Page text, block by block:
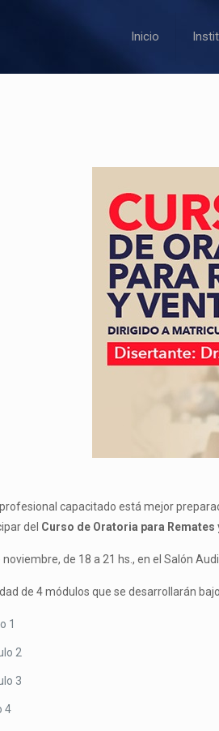
Inicio
capacitado está mejor
del Curso de Oratoria para Remates
de 18 a 21 hs., en el Salón
de 4 módulos que se desarrollarán
1
2
3
4